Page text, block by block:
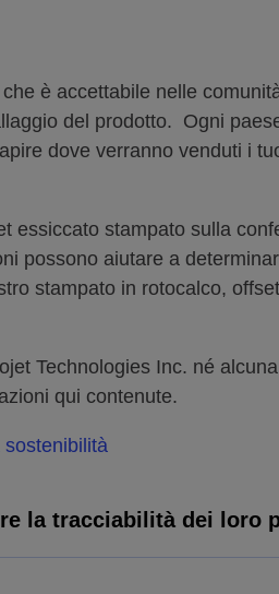
è accettabile nelle
del prodotto. Ogni
dove verranno venduti i
essiccato stampato sulla
possono aiutare a
stampato in rotocalco,
Technologies Inc. né
qui contenute.
la tracciabilità dei loro